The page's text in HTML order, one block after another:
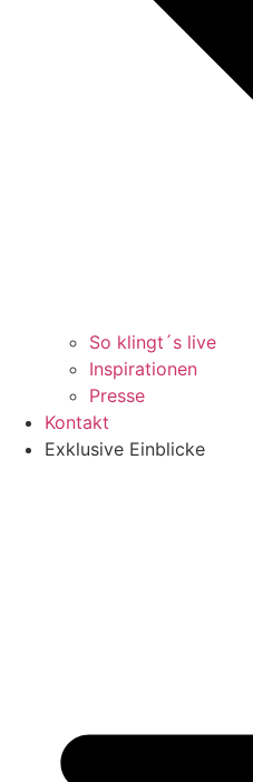
So klingt´s live
Inspirationen
Presse
Kontakt
Exklusive Einblicke